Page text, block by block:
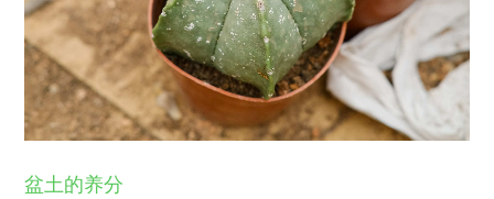
盆土的养分